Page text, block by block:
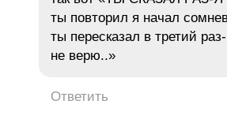
ты повторил я начал
ты пересказал в третий
не верю..»
Ответить